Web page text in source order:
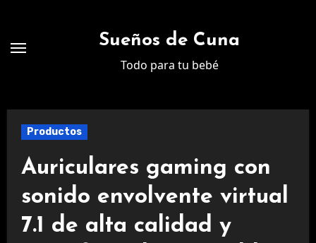
contenido
Sueños de Cuna
Todo para tu bebé
Productos
Auriculares gaming con
sonido envolvente virtual
7.1 de alta calidad y